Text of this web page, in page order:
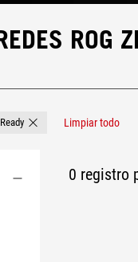
ROG
Remove M.2 Key E Ready
Limpiar todo
0 registro